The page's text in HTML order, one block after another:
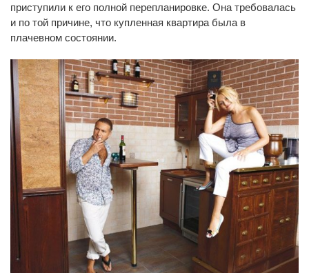
приступили к его полной перепланировке. Она требовалась
и по той причине, что купленная квартира была в
плачевном состоянии.